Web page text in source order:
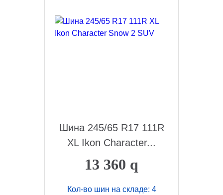
Шина 245/65 R17 111R
XL Ikon Character...
13 360 q
Кол-во шин на складе: 4